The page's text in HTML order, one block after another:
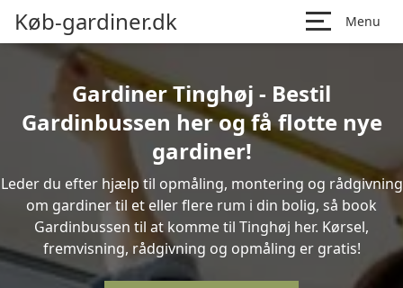
Køb-gardiner.dk Menu
Gardiner Tinghøj - Bestil
Gardinbussen her og få flotte nye
gardiner!
Leder du efter hjælp til opmåling, montering og rådgivning
om gardiner til et eller flere rum i din bolig, så book
Gardinbussen til at komme til Tinghøj her. Kørsel,
fremvisning, rådgivning og opmåling er gratis!